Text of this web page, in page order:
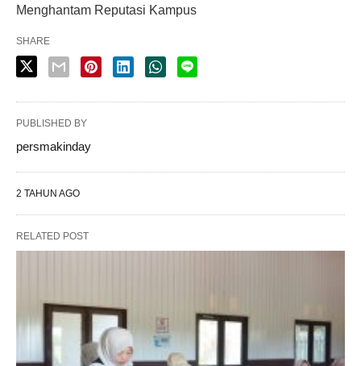
Menghantam Reputasi Kampus
SHARE
PUBLISHED BY
persmakinday
2 TAHUN AGO
RELATED POST